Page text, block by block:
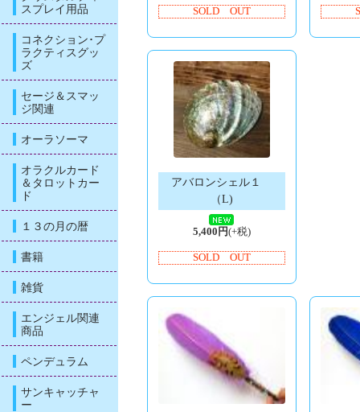
スプレイ用品
コネクション･プ
ラクティスグッ
ズ
セージ＆スマッ
ジ関連
オーラソーマ
オラクルカード
＆タロットカー
ド
１３の月の暦
書籍
雑貨
エンジェル関連
商品
ペンデュラム
サンキャッチャ
ー
SOLD OUT
アバロンシェル１
（L)
5,400円(+税)
SOLD OUT